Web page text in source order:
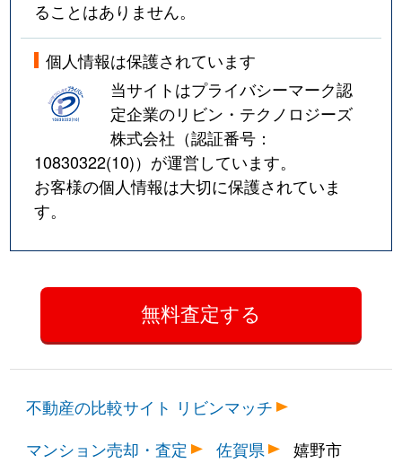
ることはありません。
個人情報は保護されています
当サイトはプライバシーマーク認
定企業のリビン・テクノロジーズ
株式会社（認証番号：
10830322(10)）が運営しています。
お客様の個人情報は大切に保護されていま
す。
不動産の比較サイト リビンマッチ
マンション売却・査定
佐賀県 嬉野市